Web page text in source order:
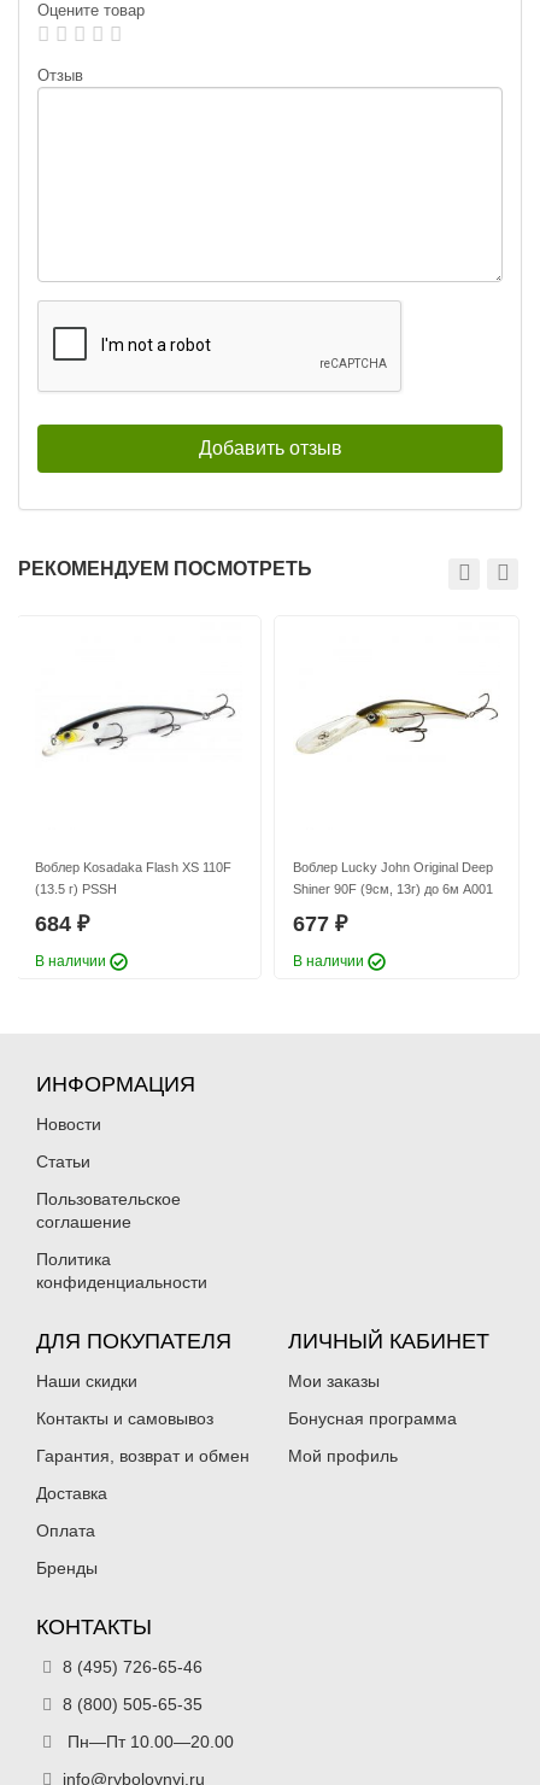
Оцените товар
Отзыв
РЕКОМЕНДУЕМ ПОСМОТРЕТЬ
Воблер Kosadaka Flash XS 110F
(13.5 г) PSSH
684 ₽
В наличии
Воблер Lucky John Original Deep
Shiner 90F (9см, 13г) до 6м A001
677 ₽
В наличии
ИНФОРМАЦИЯ
Новости
Статьи
Пользовательское
соглашение
Политика
конфиденциальности
ДЛЯ ПОКУПАТЕЛЯ
Наши скидки
Контакты и самовывоз
Гарантия, возврат и обмен
Доставка
Оплата
Бренды
ЛИЧНЫЙ КАБИНЕТ
Мои заказы
Бонусная программа
Мой профиль
КОНТАКТЫ
8 (495) 726-65-46
8 (800) 505-65-35
Пн—Пт 10.00—20.00
info@rybolovnyi.ru